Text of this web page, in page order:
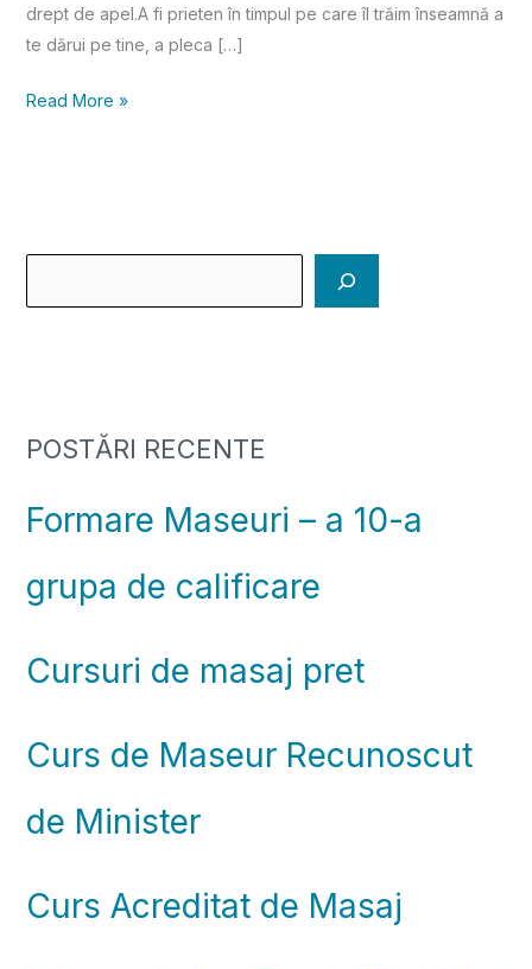
drept de apel.A fi prieten în timpul pe care îl trăim înseamnă a
te dărui pe tine, a pleca […]
Read More »
POSTĂRI RECENTE
Formare Maseuri – a 10-a
grupa de calificare
Cursuri de masaj pret
Curs de Maseur Recunoscut
de Minister
Curs Acreditat de Masaj